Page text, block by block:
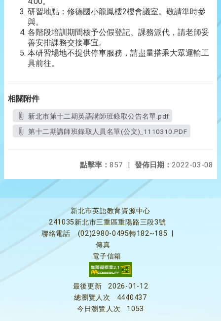
研習地點：修德國小龍鳳樓2樓會議室。敬請準時參
與。
各階段培訓期間核予公假登記、課務派代，請老師妥
善安排課務交接事宜。
本研習場地不提供停車服務，請盡量搭乘大眾運輸工
具前往。
相關附件
新北市第十二期英語講師班錄取公告名單.pdf
第十二期講師班錄取人員名單(公文)_1110310.PDF
發佈日期： 2022-03-08
點擊率： 857 |
新北市英語教育資源中心
241035新北市三重區重陽路三段3號
聯絡電話
(02)2980-0495轉182~185
傳真
電子信箱
最後更新
2026-01-12
總瀏覽人次
4440437
今日瀏覽人次
1053